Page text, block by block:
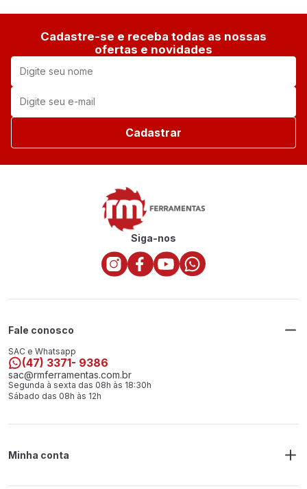
Cadastre-se e receba todas as nossas
ofertas e novidades
Cadastrar
Siga-nos
Fale conosco
SAC e Whatsapp
(47) 3371- 9386
sac@rmferramentas.com.br
Segunda à sexta das 08h às 18:30h
Sábado das 08h às 12h
Minha conta